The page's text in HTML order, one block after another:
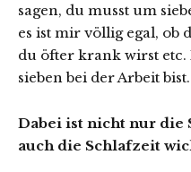
sagen, du musst um
es ist mir völlig egal, ob
du öfter krank wirst etc.
sieben bei der Arbeit bist.
Dabei ist nicht nur die
auch die Schlafzeit